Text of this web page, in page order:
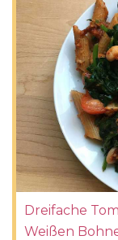
Dreifache
Weißen